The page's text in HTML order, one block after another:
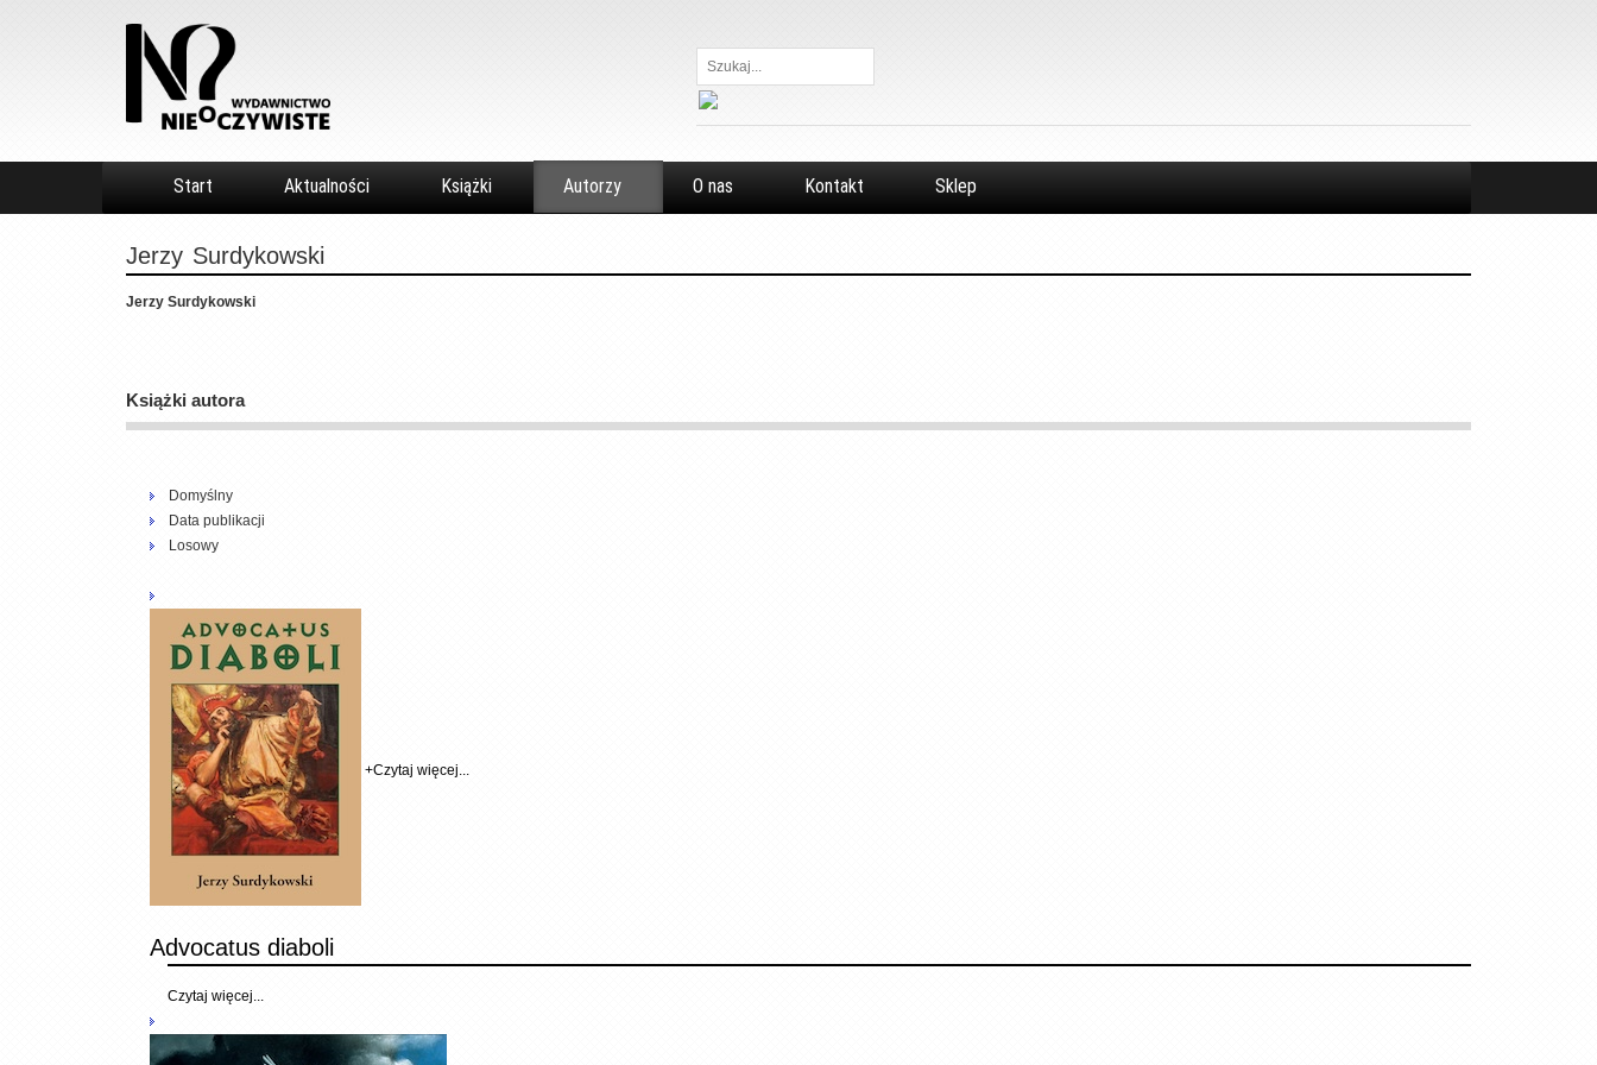
Szukaj...
Start Aktualności Książki Autorzy O nas Kontakt Sklep
Jerzy Surdykowski
Jerzy Surdykowski
Książki autora
Domyślny
Data publikacji
Losowy
+Czytaj więcej...
Advocatus diaboli
Czytaj więcej...